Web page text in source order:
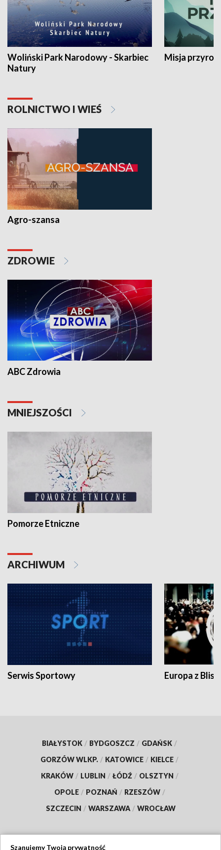
Woliński Park Narodowy - Skarbiec
Natury
Misja
ROLNICTWO I WIEŚ
Agro-szansa
ZDROWIE
ABC Zdrowia
MNIEJSZOŚCI
Pomorze Etniczne
ARCHIWUM
Serwis Sportowy Europa z
BIAŁYSTOK / BYDGOSZCZ / GDAŃSK /
GORZÓW WLKP. / KATOWICE / KIELCE /
KRAKÓW / LUBLIN / ŁÓDŹ / OLSZTYN /
OPOLE / POZNAŃ / RZESZÓW /
SZCZECIN / WARSZAWA / WROCŁAW
Szanujemy Twoją prywatność